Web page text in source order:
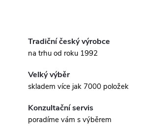
Tradiční český výrobce
na trhu od roku 1992
Velký výběr
skladem více jak 7000 položek
Konzultační servis
poradíme vám s výběrem